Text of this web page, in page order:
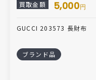
買取金額 5,000円
GUCCI 203573 長財布
ブランド品